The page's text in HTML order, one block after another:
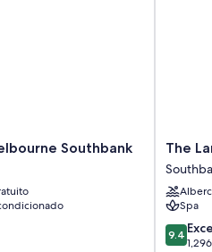
que incluyen ropa de cama
(con espacio para laptop), además
trabajar con laptop y aire
Southbank
The
The
Spa
9.4
de
9.4